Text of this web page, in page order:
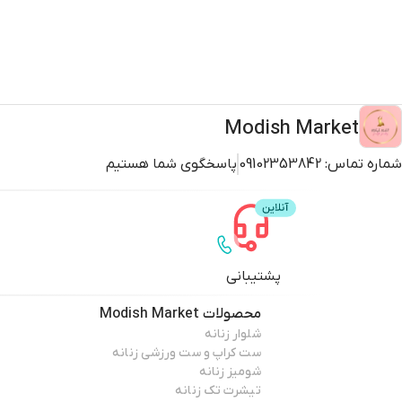
Modish Market
شماره تماس: 09102353842 پاسخگوی شما هستیم
پشتیبانی
محصولات Modish Market
شلوار زنانه
ست کراپ و ست ورزشی زنانه
شومیز زنانه
تیشرت تک زنانه